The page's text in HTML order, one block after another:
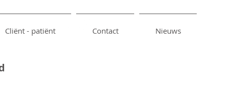
Cliënt - patiënt Contact Nieuws